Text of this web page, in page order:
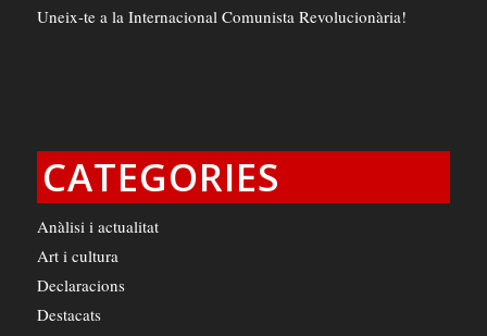
Uneix-te a la Internacional Comunista Revolucionària!
CATEGORIES
Anàlisi i actualitat
Art i cultura
Declaracions
Destacats